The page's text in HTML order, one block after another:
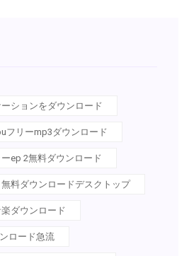
ションをダウンロード
フリーmp3ダウンロード
ep 2無料ダウンロード
料ダウンロードデスクトップ
ダウンロード
ロード急流